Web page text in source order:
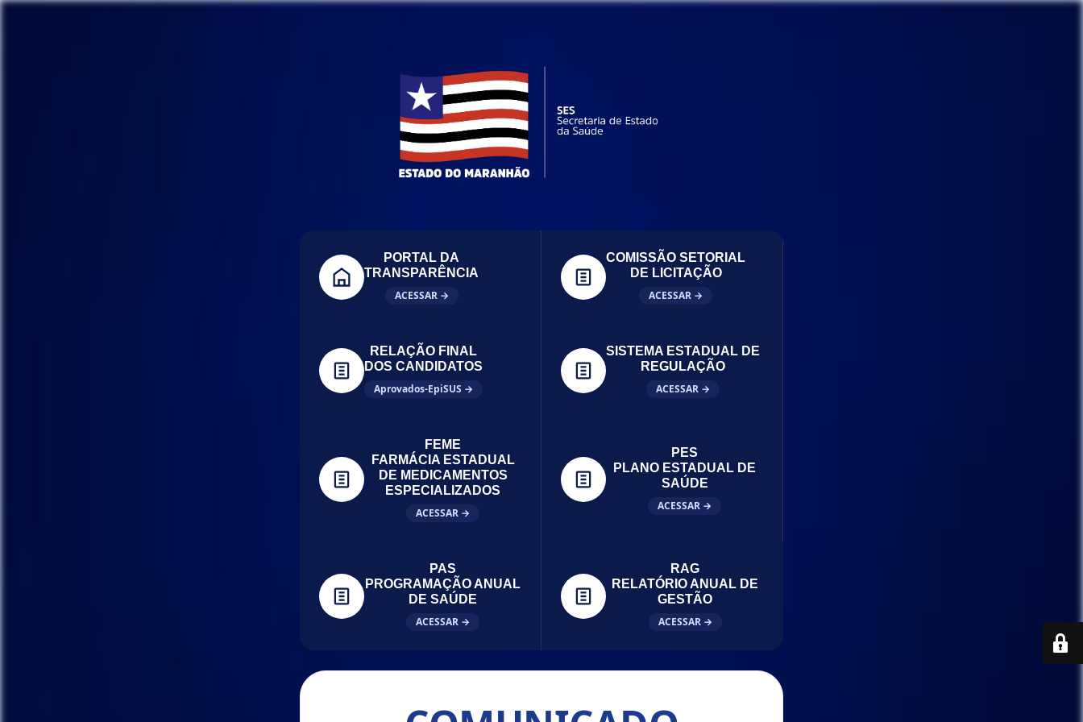
PORTAL DA
TRANSPARÊNCIA
ACESSAR →
COMISSÃO SETORIAL
DE LICITAÇÃO
ACESSAR →
RELAÇÃO FINAL
DOS CANDIDATOS
Aprovados-EpiSUS →
SISTEMA ESTADUAL DE
REGULAÇÃO
ACESSAR →
FEME
FARMÁCIA ESTADUAL
DE MEDICAMENTOS
ESPECIALIZADOS
ACESSAR →
PES
PLANO ESTADUAL DE
SAÚDE
ACESSAR →
PAS
PROGRAMAÇÃO ANUAL
DE SAÚDE
ACESSAR →
RAG
RELATÓRIO ANUAL DE
GESTÃO
ACESSAR →